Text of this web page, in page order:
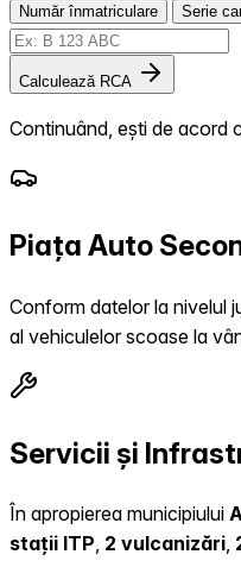
Număr înmatriculare Serie
Calculează RCA
Continuând, ești de acord
Piața Auto
Conform datelor la nivelul
al vehiculelor scoase la
Servicii și
În apropierea municipiului
stații ITP, 2 vulcanizări,